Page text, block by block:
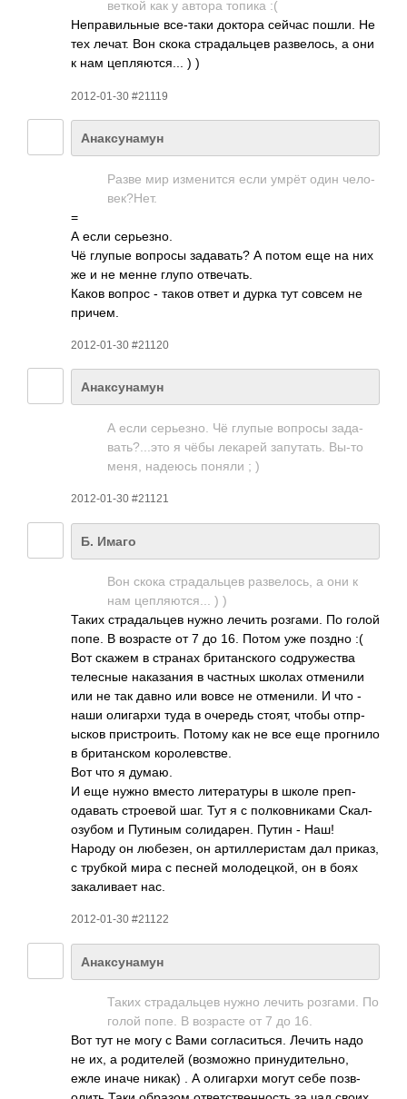
веткой как у автора топика :(
Непр­авил­ьные все-­таки доктора сейчас пошли. Не
тех лечат. Вон скока стра­даль­цев разв­елось, а они
к нам цепл­яютс­я... ) )
2012-01-30 #21119
Анаксунамун
Разве мир изме­нится если умрёт один чело­
век?­Нет.
=
А если серь­езно.
Чё глупые вопросы зада­вать? А потом еще на них
же и не менне глупо отве­чать.
Каков вопрос - таков ответ и дурка тут совсем не
причем.
2012-01-30 #21120
Анаксунамун
А если серь­езно. Чё глупые вопросы зада­
вать­?...­это я чёбы лекарей запу­тать. Вы-то
меня, надеюсь поняли ; )
2012-01-30 #21121
Б. Имаго
Вон скока стра­даль­цев разв­елось, а они к
нам цепл­яютс­я... ) )
Таких стра­даль­цев нужно лечить розг­ами. По голой
попе. В возр­асте от 7 до 16. Потом уже поздно :(
Вот скажем в странах брит­анск­ого содр­ужес­тва
теле­сные нака­зания в частных школах отме­нили
или не так давно или вовсе не отме­нили. И что -
наши олиг­архи туда в очередь стоят, чтобы отпр­
ысков прис­трои­ть. Потому как не все еще прог­нило
в брит­анском коро­левс­тве.
Вот что я думаю.
И еще нужно вместо лите­ратуры в школе преп­
одав­ать стро­евой шаг. Тут я с полк­овни­ками Скал­
озубом и Путиным соли­дарен. Путин - Наш!
Народу он любе­зен, он арти­ллер­истам дал приказ,
с трубкой мира с песней моло­децк­ой, он в боях
зака­ливает нас.
2012-01-30 #21122
Анаксунамун
Таких стра­даль­цев нужно лечить розг­ами. По
голой попе. В возр­асте от 7 до 16.
Вот тут не могу с Вами согл­асит­ься. Лечить надо
не их, а роди­телей (воз­можно прин­удит­ельно,
ежле иначе никак) . А олиг­архи могут себе позв­